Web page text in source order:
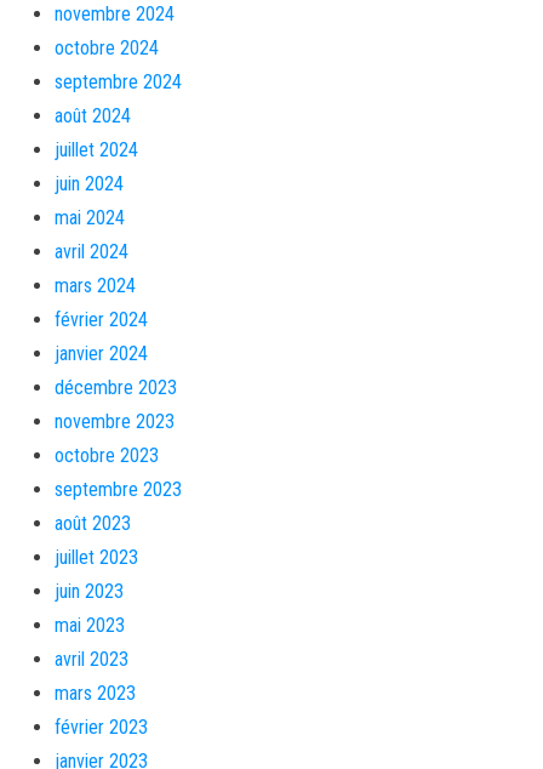
novembre 2024
octobre 2024
septembre 2024
août 2024
juillet 2024
juin 2024
mai 2024
avril 2024
mars 2024
février 2024
janvier 2024
décembre 2023
novembre 2023
octobre 2023
septembre 2023
août 2023
juillet 2023
juin 2023
mai 2023
avril 2023
mars 2023
février 2023
janvier 2023